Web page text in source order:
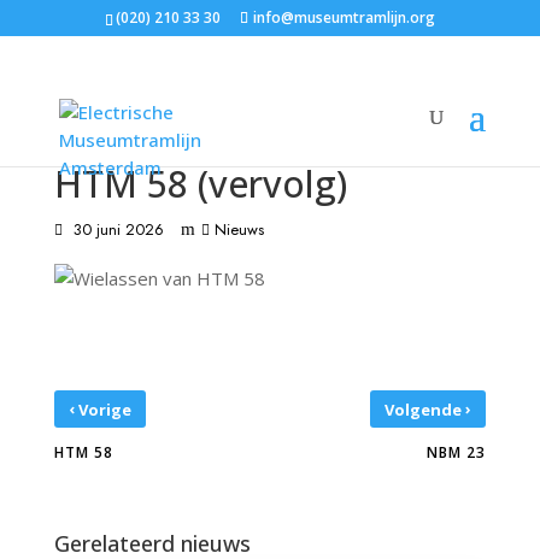
(020) 210 33 30 info@museumtramlijn.org
HTM 58 (vervolg)
30 juni 2026 Nieuws
‹Vorige
HTM 58
Volgende›
NBM 23
Gerelateerd nieuws